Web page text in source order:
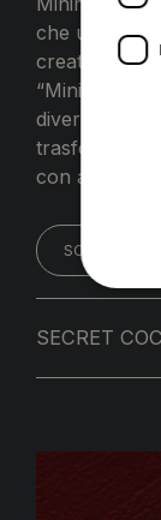
che unisce
creativo e
“Mini” carta:
diverse
trasformano
con accenti
SCOPRI LA
SECRET